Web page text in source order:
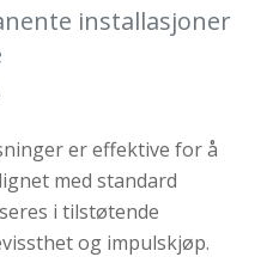
installasjoner
er effektive for å
med standard
i tilstøtende
og impulskjøp.